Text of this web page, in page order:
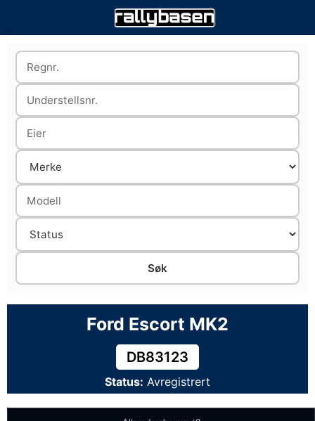
Ford Escort MK2
DB83123
Status: Avregistrert